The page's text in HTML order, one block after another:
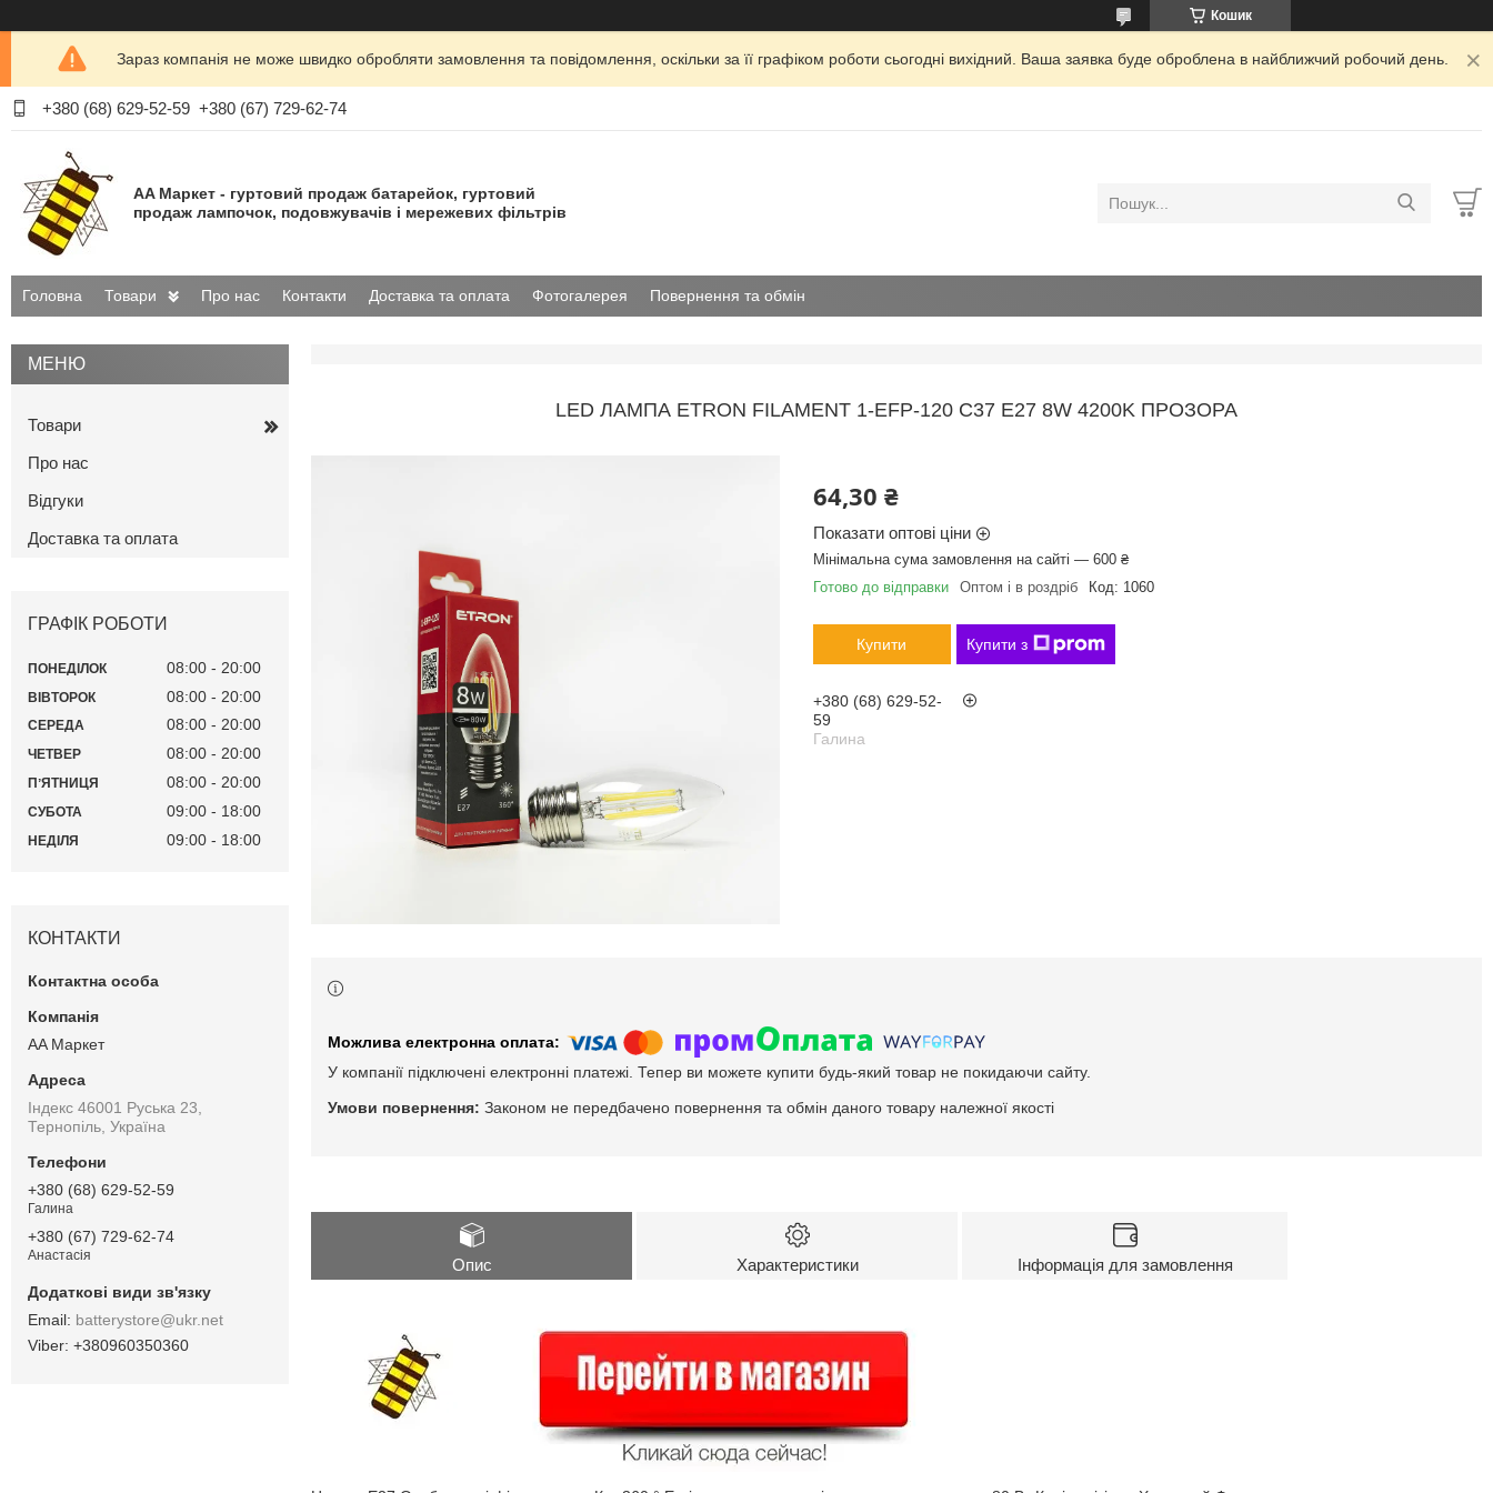
Кошик
Зараз компанія не може швидко обробляти замовлення та повідомлення, оскільки за її графіком роботи сьогодні вихідний. Ваша заявка буде оброблена в найближчий робочий день.
+380 (68) 629-52-59 +380 (67) 729-62-74
AA Маркет - гуртовий продаж батарейок, гуртовий
продаж лампочок, подовжувачів і мережевих фільтрів
Головна Товари Про нас Контакти Доставка та оплата Фотогалерея Повернення та обмін
LED ЛАМПА ETRON FILAMENT 1-EFP-120 С37 E27 8W 4200K ПРОЗОРА
64,30 ₴
Показати оптові ціни
Мінімальна сума замовлення на сайті — 600 ₴
Готово до відправки
Оптом і в роздріб Код: 1060
Купити Купити з
+380 (68) 629-52-
59
Галина
У компанії підключені електронні платежі. Тепер ви можете купити будь-який товар не покидаючи сайту.
Законом не передбачено повернення та обмін даного товару належної якості
Опис Характеристики Інформація для замовлення
Товари
Про нас
Відгуки
Доставка та оплата
ГРАФІК РОБОТИ
ПОНЕДІЛОК 08:00 20:00
ВІВТОРОК 08:00 20:00
СЕРЕДА 08:00 20:00
ЧЕТВЕР 08:00 20:00
ПʼЯТНИЦЯ 08:00 20:00
СУБОТА 09:00 18:00
НЕДІЛЯ 09:00 18:00
КОНТАКТИ
AA Маркет
Індекс 46001 Руська 23,
Тернопіль, Україна
+380 (68) 629-52-59
Галина
+380 (67) 729-62-74
Анастасія
batterystore@ukr.net
+380960350360